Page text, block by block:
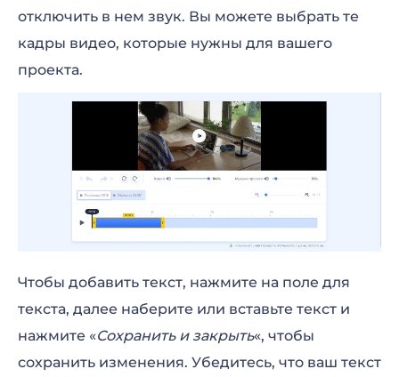
отключить в нем звук. Вы можете выбрать те
кадры видео, которые нужны для вашего
проекта.
Чтобы добавить текст, нажмите на поле для
текста, далее наберите или вставьте текст и
нажмите «Сохранить и закрыть«, чтобы
сохранить изменения. Убедитесь, что ваш текст